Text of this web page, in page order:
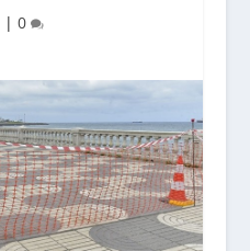
| 0